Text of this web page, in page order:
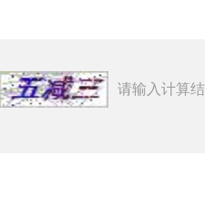
请输入计算